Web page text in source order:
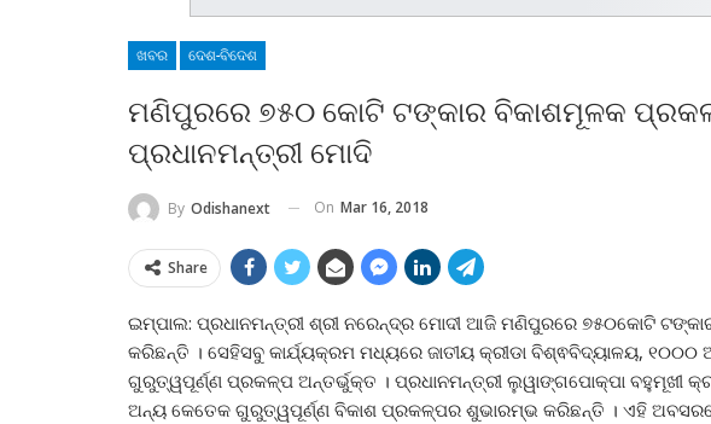
ଖବର ଦେଶ-ବିଦେଶ
ମଣିପୁରରେ ୭୫୦ କୋଟି ଟଙ୍କାର ବିକାଶମୂଳକ
ପ୍ରଧାନମନ୍ତ୍ରୀ ମୋଦି
By Odishanext On Mar 16, 2018
Share
ଇମ୍ପାଲ: ପ୍ରଧାନମନ୍ତ୍ରୀ ଶ୍ରୀ ନରେନ୍ଦ୍ର ମୋଦୀ ଆଜି ମଣିପୁରରେ ୭୫୦କୋଟି
କରିଛନ୍ତି । ସେହିସବୁ କାର୍ଯ୍ୟକ୍ରମ ମଧ୍ୟରେ ଜାତୀୟ କ୍ରୀଡା ବିଶ୍ଵବିଦ୍ୟାଳୟ,
ଗୁରୁତ୍ୱପୂର୍ଣ୍ଣ ପ୍ରକଳ୍ପ ଅନ୍ତର୍ଭୁକ୍ତ । ପ୍ରଧାନମନ୍ତ୍ରୀ ଲୁୱାଙ୍ଗପୋକ୍ପା ବହୁମୂଖୀ
ଅନ୍ୟ କେତେକ ଗୁରୁତ୍ୱପୂର୍ଣ୍ଣ ବିକାଶ ପ୍ରକଳ୍ପର ଶୁଭାରମ୍ଭ କରିଛନ୍ତି । ଏହି